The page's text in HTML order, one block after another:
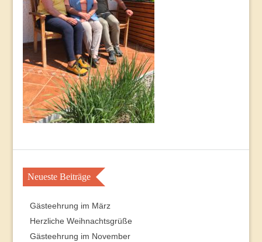
Neueste Beiträge
Gästeehrung im März
Herzliche Weihnachtsgrüße
Gästeehrung im November